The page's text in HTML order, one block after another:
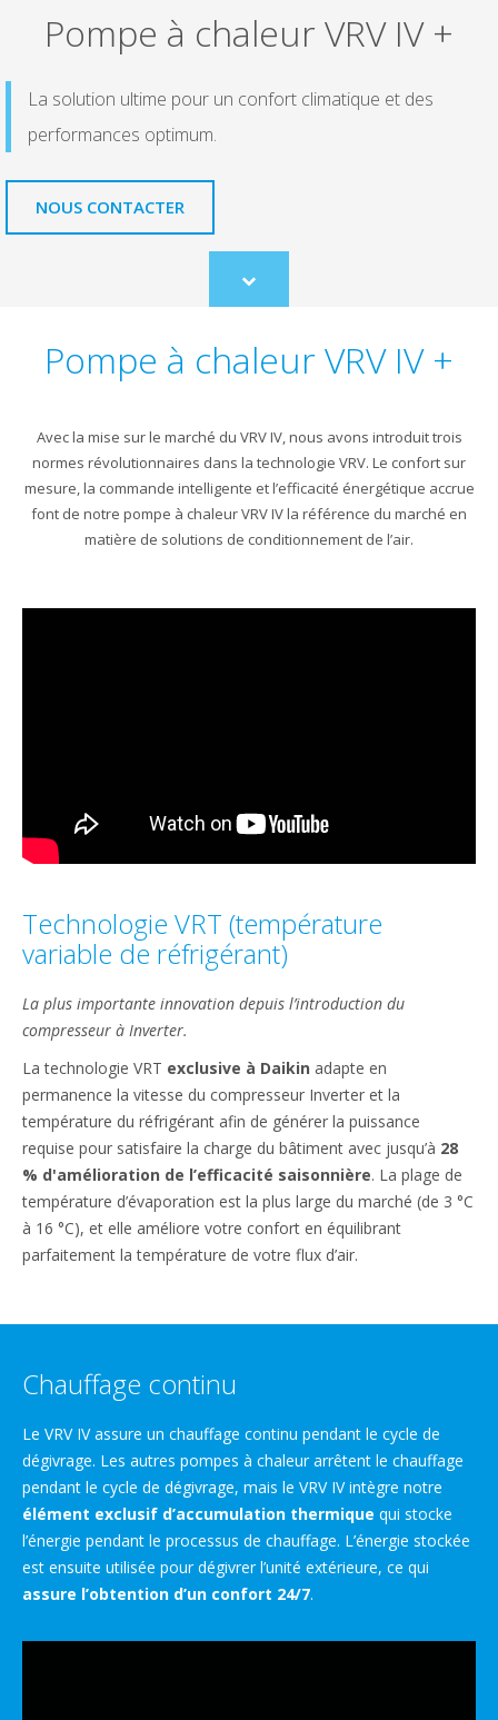
Pompe à chaleur VRV IV +
La solution ultime pour un confort climatique et des
performances optimum.
NOUS CONTACTER
Scroll
to
Pompe à chaleur VRV IV +
Avec la mise sur le marché du VRV IV, nous avons introduit trois
normes révolutionnaires dans la technologie VRV. Le confort sur
mesure, la commande intelligente et l’efficacité énergétique accrue
font de notre pompe à chaleur VRV IV la référence du marché en
matière de solutions de conditionnement de l’air.
Technologie VRT (température
variable de réfrigérant)
La plus importante innovation depuis l’introduction du
compresseur à Inverter.
La technologie VRT exclusive à Daikin adapte en
permanence la vitesse du compresseur Inverter et la
température du réfrigérant afin de générer la puissance
requise pour satisfaire la charge du bâtiment avec jusqu’à 28
% d'amélioration de l’efficacité saisonnière. La plage de
température d’évaporation est la plus large du marché (de 3 °C
à 16 °C), et elle améliore votre confort en équilibrant
parfaitement la température de votre flux d’air.
Chauffage continu
Le VRV IV assure un chauffage continu pendant le cycle de
dégivrage. Les autres pompes à chaleur arrêtent le chauffage
pendant le cycle de dégivrage, mais le VRV IV intègre notre
élément exclusif d’accumulation thermique qui stocke
l’énergie pendant le processus de chauffage. L’énergie stockée
est ensuite utilisée pour dégivrer l’unité extérieure, ce qui
assure l’obtention d’un confort 24/7.